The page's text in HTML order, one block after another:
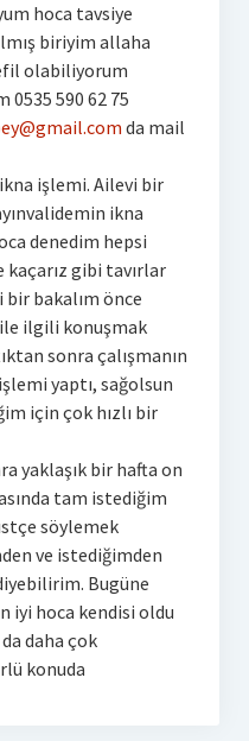
hoca tavsiye
biriyim allaha
olabiliyorum
0535 590 62 75
da mail
işlemi. Ailevi bir
ikna
denedim hepsi
kaçarız gibi tavırlar
bir bakalım önce
ilgili konuşmak
sonra çalışmanın
yaptı, sağolsun
için çok hızlı bir
yaklaşık bir hafta on
tam istediğim
söylemek
ve istediğimden
Bugüne
iyi hoca kendisi oldu
daha çok
konuda